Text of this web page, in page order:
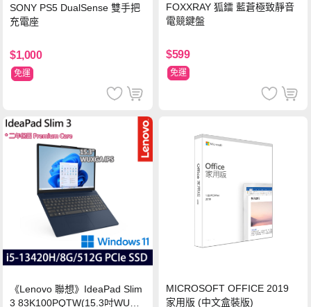
SONY PS5 DualSense 雙手把
充電座
$1,000
免運
FOXXRAY 狐鐳 藍蒼極致靜音
電競鍵盤
$599
免運
《Lenovo 聯想》IdeaPad Slim
3 83K100PQTW(15.3吋WUXG
MICROSOFT OFFICE 2019
家用版 (中文盒裝版)